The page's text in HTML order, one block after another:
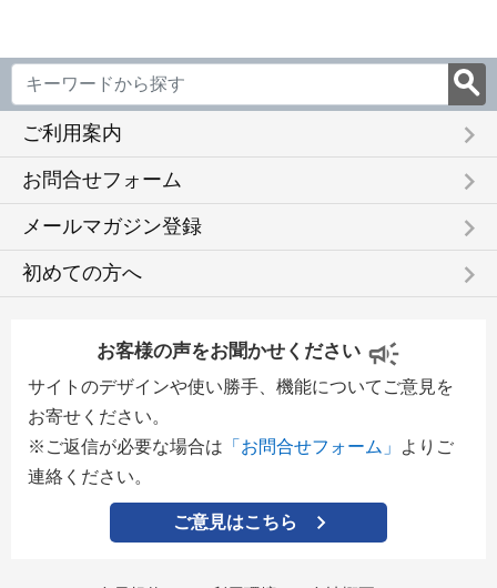
ご利用案内 keyboard_arrow_right
お問合せフォーム keyboard_arrow_right
メールマガジン登録 keyboard_arrow_right
初めての方へ keyboard_arrow_right
お客様の声をお聞かせください
サイトのデザインや使い勝手、機能についてご意見を
お寄せください。
※ご返信が必要な場合は 「お問合せフォーム」
よりご
連絡ください。
ご意見はこちら